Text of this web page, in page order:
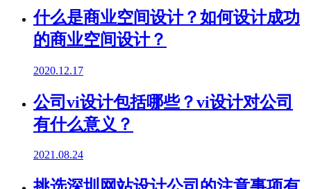
什么是商业空间设计？如何设计成功
的商业空间设计？
2020.12.17
公司vi设计包括哪些？vi设计对公司
有什么意义？
2021.08.24